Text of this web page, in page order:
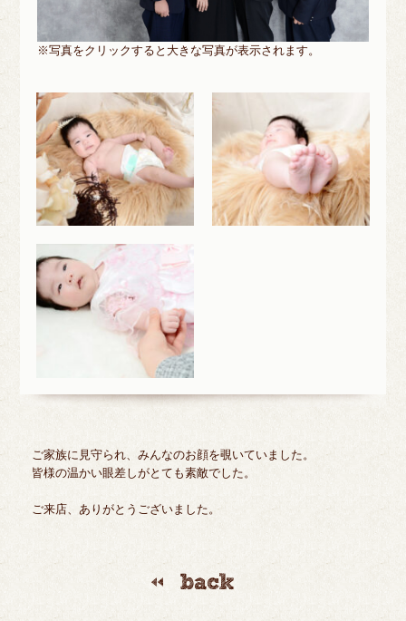
※写真をクリックすると大きな写真が表示されます。
ご家族に見守られ、みんなのお顔を覗いていました。
皆様の温かい眼差しがとても素敵でした。
ご来店、ありがとうございました。